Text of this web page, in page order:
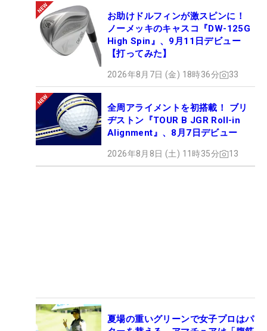
お助けドルフィンが激スピンに！
ノーメッキのキャスコ『DW-125G
High Spin』、9月11日デビュー
【打ってみた】
2026年8月7日 (金) 18時36分 33
全周アライメントを初搭載！ ブリ
ヂストン『TOUR B JGR Roll-in
Alignment』、8月7日デビュー
2026年8月8日 (土) 11時35分 13
夏場の重いグリーンで女子プロはパ